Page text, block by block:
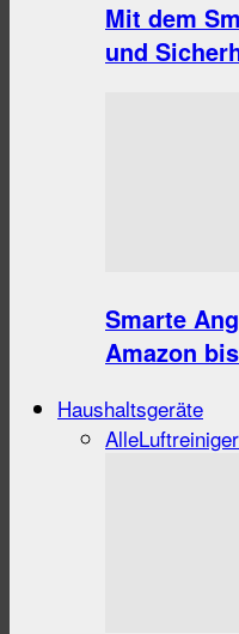
Mit dem
und
Smarte
Amazon
Haushaltsgeräte
AlleLuftreiniger